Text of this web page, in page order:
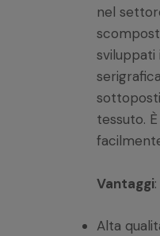
nel
sviluppati
tessuto.
Vantaggi:
Alta